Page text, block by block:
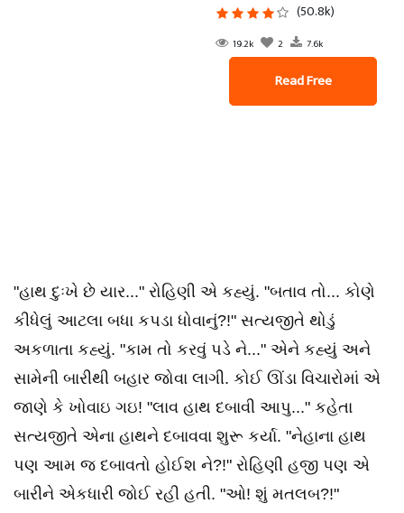
(50.8k)
19.2k 2 7.6k
Read Free
"હાથ દુઃખે છે યાર..." રોહિણી એ કહ્યું. "બતાવ તો... કોણે
કીધેલું આટલા બધા કપડા ધોવાનું?!" સત્યજીતે થોડું
અકળાતા કહ્યું. "કામ તો કરવું પડે ને..." એને કહ્યું અને
સામેની બારીથી બહાર જોવા લાગી. કોઈ ઊંડા વિચારોમાં એ
જાણે કે ખોવાઇ ગઇ! "લાવ હાથ દબાવી આપુ..." કહેતા
સત્યજીતે એના હાથને દબાવવા શુરૂ કર્યા. "નેહાના હાથ
પણ આમ જ દબાવતો હોઈશ ને?!" રોહિણી હજી પણ એ
બારીને એકધારી જોઈ રહી હતી. "ઓ! શું મતલબ?!"